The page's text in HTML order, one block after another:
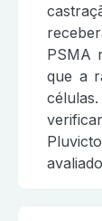
PSMA
que a